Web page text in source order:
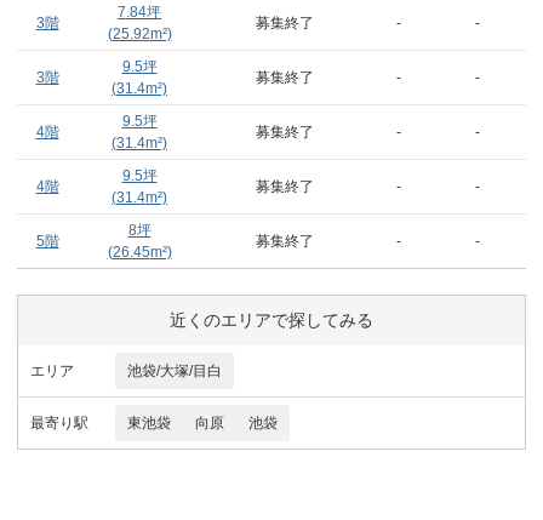
3階
7.84坪
(25.92m²)
募集終了 - -
3階
9.5坪
(31.4m²)
募集終了 - -
4階
9.5坪
(31.4m²)
募集終了 - -
4階
9.5坪
(31.4m²)
募集終了 - -
5階
8坪
(26.45m²)
募集終了 - -
近くのエリアで探してみる
エリア 池袋/大塚/目白
最寄り駅 東池袋 向原 池袋